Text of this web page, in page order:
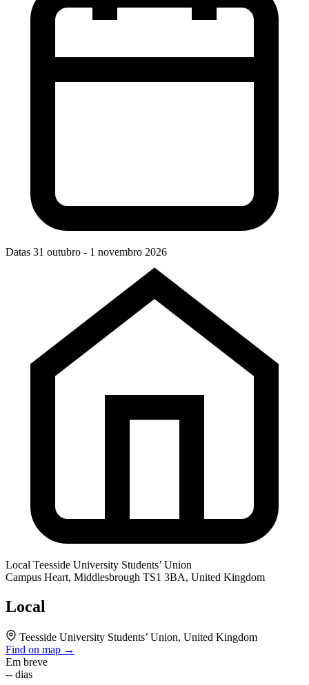
Datas 31 outubro - 1 novembro 2026
Local Teesside University Students’ Union
Campus Heart, Middlesbrough TS1 3BA, United Kingdom
Local
Teesside University Students’ Union, United Kingdom
Find on map →
Em breve
-- dias